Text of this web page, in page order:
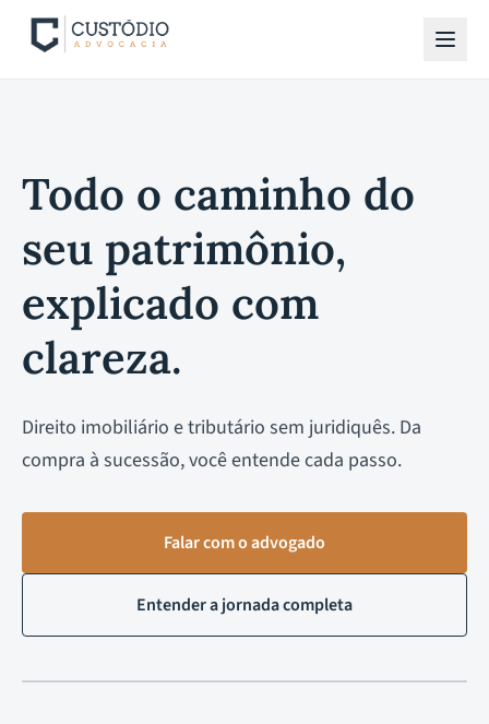
Todo o caminho do
seu patrimônio,
explicado com
clareza.
Direito imobiliário e tributário sem juridiquês. Da
compra à sucessão, você entende cada passo.
Falar com o advogado
Entender a jornada completa